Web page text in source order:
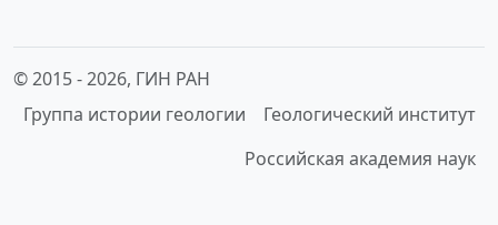
© 2015 -2026, ГИН РАН
Группа истории геологии
Геологический институт
Российская академия наук